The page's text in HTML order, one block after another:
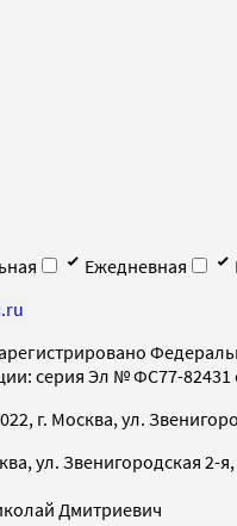
Ежедневная
серия Эл № ФС77-82431
г. Москва, ул.
ул. Звенигородская 2-я,
Дмитриевич